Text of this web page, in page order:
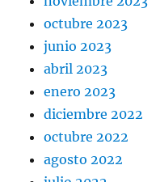
octubre 2023
junio 2023
abril 2023
enero 2023
diciembre 2022
octubre 2022
agosto 2022